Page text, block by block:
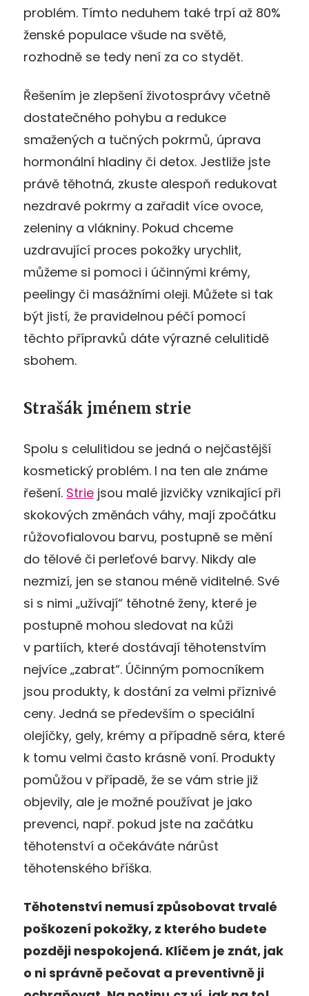
problém. Tímto neduhem také trpí až 80%
ženské populace všude na světě,
rozhodně se tedy není za co stydět.
Řešením je zlepšení životosprávy včetně
dostatečného pohybu a redukce
smažených a tučných pokrmů, úprava
hormonální hladiny či detox. Jestliže jste
právě těhotná, zkuste alespoň redukovat
nezdravé pokrmy a zařadit více ovoce,
zeleniny a vlákniny. Pokud chceme
uzdravující proces pokožky urychlit,
můžeme si pomoci i účinnými krémy,
peelingy či masážními oleji. Můžete si tak
být jistí, že pravidelnou péčí pomocí
těchto přípravků dáte výrazné celulitidě
sbohem.
Strašák jménem strie
Spolu s celulitidou se jedná o nejčastější
kosmetický problém. I na ten ale známe
řešení. Strie jsou malé jizvičky vznikající při
skokových změnách váhy, mají zpočátku
růžovofialovou barvu, postupně se mění
do tělové či perleťové barvy. Nikdy ale
nezmizí, jen se stanou méně viditelné. Své
si s nimi „užívají“ těhotné ženy, které je
postupně mohou sledovat na kůži
v partiích, které dostávají těhotenstvím
nejvíce „zabrat“. Účinným pomocníkem
jsou produkty, k dostání za velmi příznivé
ceny. Jedná se především o speciální
olejíčky, gely, krémy a případně séra, které
k tomu velmi často krásně voní. Produkty
pomůžou v případě, že se vám strie již
objevily, ale je možné používat je jako
prevenci, např. pokud jste na začátku
těhotenství a očekáváte nárůst
těhotenského bříška.
Těhotenství nemusí způsobovat trvalé
poškození pokožky, z kterého budete
později nespokojená. Klíčem je znát, jak
o ni správně pečovat a preventivně ji